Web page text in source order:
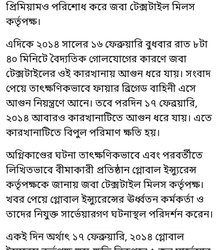
প্রিমিয়ামও পরিশোধ করে জবা টেক্সটাইল মিলস
কর্তৃপক্ষ।
এদিকে ২০১৪ সালের ১৬ ফেব্রুয়ারি বুধবার রাত ৮টা
৪০ মিনিটে বৈদ্যতিক গোলযোগের কারণে জবা
টেক্সটাইলের ওই কারখানায় আগুন ধরে যায়। সংবাদ
পেয়ে তাৎক্ষণিকভাবে ফায়ার ব্রিগেড বাহিনী এসে
আগুন নিয়ন্ত্রণে আনে। তবে পরদিন ১৭ ফেব্রয়ারি,
২০১৪ আবারও কারখানাটিতে আগুন ধরে যায়। এতে
কারখানাটিতে বিপুল পরিমাণ ক্ষতি হয়।
অগ্নিকাণ্ডের ঘটনা তাৎক্ষণিকভাবে এবং পরবর্তীতে
লিখিতভাবে বীমাকারী প্রতিষ্ঠান গ্লোবাল ইন্স্যুরেন্স
কর্তৃপক্ষকে জানায় জবা টেক্সটাইল মিলস কর্তৃপক্ষ।
খবর পেয়ে গ্লোবাল ইন্স্যুরেন্সের ঊর্ধ্বতন কর্মকর্তা ও
তাদের নিযুক্ত সার্ভেয়ারগণ ঘটনাস্থল পরিদর্শন করেন।
একই দিন অর্থাৎ ১৭ ফেব্রুয়ারি, ২০১৪ গ্লোবাল